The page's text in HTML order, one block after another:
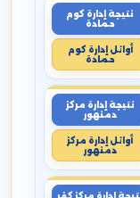
نتيجة إدارة كوم
حمادة
أوائل إدارة كوم
حمادة
نتيجة إدارة مركز
دمنهور
أوائل إدارة مركز
دمنهور
إدارة مركز كفر